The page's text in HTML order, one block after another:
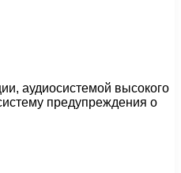
аудиосистемой высокого
предупреждения о